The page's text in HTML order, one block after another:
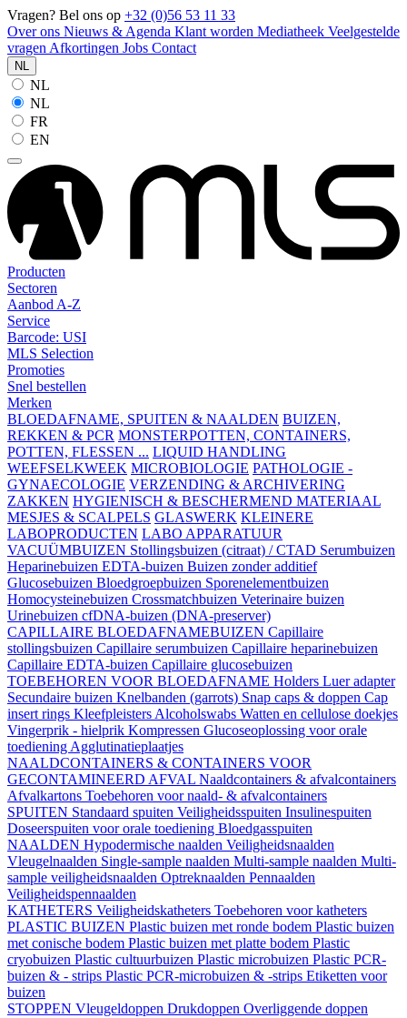
Vragen? Bel ons op +32 (0)56 53 11 33
Over ons Nieuws & Agenda Klant worden Mediatheek Veelgestelde
vragen Afkortingen Jobs Contact
NL
NL
NL
FR
EN
Producten
Sectoren
Aanbod A-Z
Service
Barcode: USI
MLS Selection
Promoties
Snel bestellen
Merken
BLOEDAFNAME, SPUITEN & NAALDEN BUIZEN,
REKKEN & PCR MONSTERPOTTEN, CONTAINERS,
POTTEN, FLESSEN ... LIQUID HANDLING
WEEFSELKWEEK MICROBIOLOGIE PATHOLOGIE -
GYNAECOLOGIE VERZENDING & ARCHIVERING
ZAKKEN HYGIENISCH & BESCHERMEND MATERIAAL
MESJES & SCALPELS GLASWERK KLEINERE
LABOPRODUCTEN LABO APPARATUUR
VACUÜMBUIZEN Stollingsbuizen (citraat) / CTAD Serumbuizen
Heparinebuizen EDTA-buizen Buizen zonder additief
Glucosebuizen Bloedgroepbuizen Sporenelementbuizen
Homocysteinebuizen Crossmatchbuizen Veterinaire buizen
Urinebuizen cfDNA-buizen (DNA-preserver)
CAPILLAIRE BLOEDAFNAMEBUIZEN Capillaire
stollingsbuizen Capillaire serumbuizen Capillaire heparinebuizen
Capillaire EDTA-buizen Capillaire glucosebuizen
TOEBEHOREN VOOR BLOEDAFNAME Holders Luer adapter
Secundaire buizen Knelbanden (garrots) Snap caps & doppen Cap
insert rings Kleefpleisters Alcoholswabs Watten en cellulose doekjes
Vingerprik - hielprik Kompressen Glucoseoplossing voor orale
toediening Agglutinatieplaatjes
NAALDCONTAINERS & CONTAINERS VOOR
GECONTAMINEERD AFVAL Naaldcontainers & afvalcontainers
Afvalkartons Toebehoren voor naald- & afvalcontainers
SPUITEN Standaard spuiten Veiligheidsspuiten Insulinespuiten
Doseerspuiten voor orale toediening Bloedgasspuiten
NAALDEN Hypodermische naalden Veiligheidsnaalden
Vleugelnaalden Single-sample naalden Multi-sample naalden Multi-
sample veiligheidsnaalden Optreknaalden Pennaalden
Veiligheidspennaalden
KATHETERS Veiligheidskatheters Toebehoren voor katheters
PLASTIC BUIZEN Plastic buizen met ronde bodem Plastic buizen
met conische bodem Plastic buizen met platte bodem Plastic
cryobuizen Plastic cultuurbuizen Plastic microbuizen Plastic PCR-
buizen & - strips Plastic PCR-microbuizen & -strips Etiketten voor
buizen
STOPPEN Vleugeldoppen Drukdoppen Overliggende doppen